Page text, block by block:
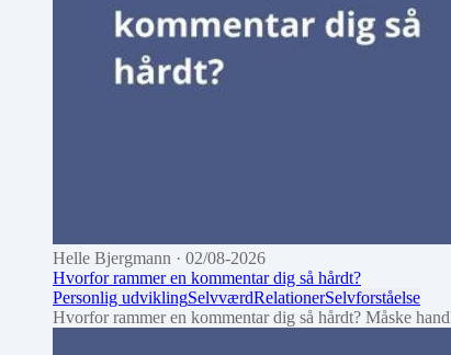
Helle Bjergmann · 02/08-2026
Hvorfor rammer en kommentar dig så hårdt?
Personlig udviklingSelvværdRelationerSelvforståelse
Hvorfor rammer en kommentar dig så hårdt? Måske